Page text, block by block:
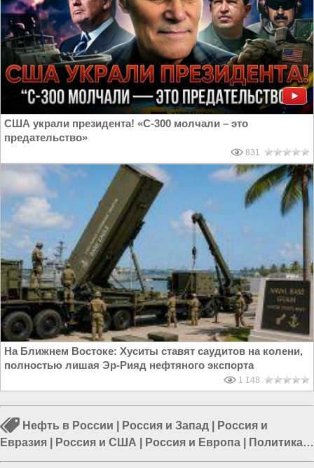
США украли президента! «С-300 молчали – это
предательство»
831
На Ближнем Востоке: Хуситы ставят саудитов на колени,
полностью лишая Эр-Рияд нефтяного экспорта
1 148
Нефть в России Россия и Запад
Россия и
Евразия
Россия и США Россия и Европа
Политика в
мире|Политика в России